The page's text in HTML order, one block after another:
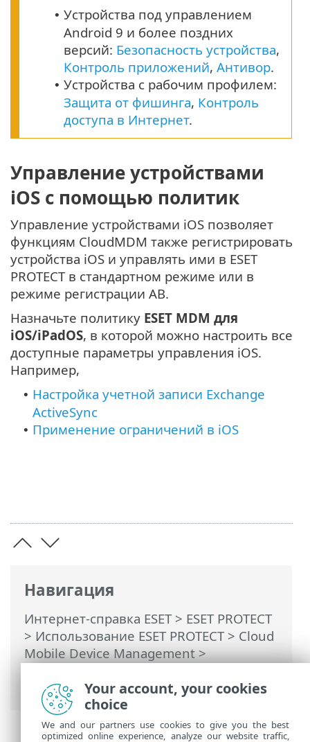
Навигация
Интернет-справка ESET> ESET PROTECT
> Использование ESET PROTECT> Cloud
Mobile Device Management>
устройствами
• Устройства под управлением
Android 9 и более поздних
версий: Безопасность устройства,
Контроль приложений, Антивор.
• Устройства с рабочим профилем:
Защита от фишинга, Контроль
доступа в Интернет.
Управление устройствами
iOS с помощью политик
Управление устройствами iOS позволяет
функциям CloudMDM также регистрировать
устройства iOS и управлять ими в ESET
PROTECT в стандартном режиме или в
режиме регистрации AB.
Назначьте политику ESET MDM для
iOS/iPadOS, в которой можно настроить все
доступные параметры управления iOS.
Например,
• Настройка учетной записи Exchange
ActiveSync
• Применение ограничений в iOS
Your account, your cookies
choice
We and our partners use cookies to give you the best
optimized online experience, analyze our website traffic,